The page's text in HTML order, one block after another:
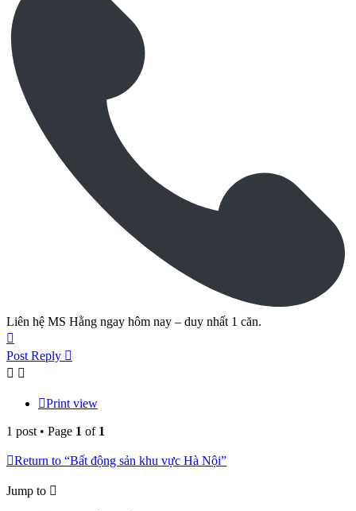
Liên hệ MS Hằng ngay hôm nay – duy nhất 1 căn.
Post Reply
Print view
1 post • Page 1 of 1
Return to “Bất động sản khu vực Hà Nội”
Jump to